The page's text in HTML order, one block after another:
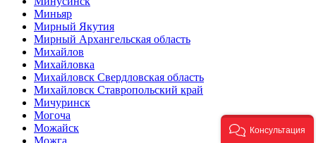
Миньяр
Мирный Якутия
Мирный Архангельская область
Михайлов
Михайловка
Михайловск Свердловская область
Михайловск Ставропольский край
Мичуринск
Могоча
Можайск
Можга
Консультация